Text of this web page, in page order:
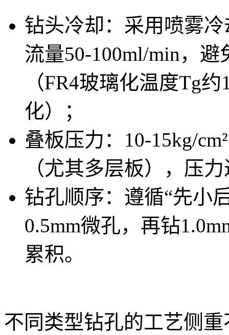
钻头冷却：采用喷雾
流量50-100ml/min，
（FR4玻璃化温度Tg
化）；
叠板压力：10-15kg/
（尤其多层板），压
钻孔顺序：遵循“先小
0.5mm微孔，再钻
累积。
不同类型钻孔的工艺侧重